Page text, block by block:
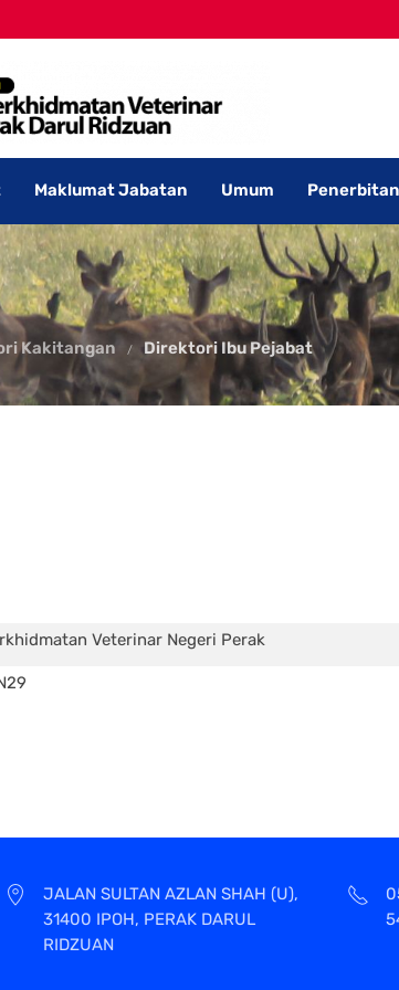
Maklumat Jabatan Umum Penerbitan
Kakitangan Direktori Ibu Pejabat
Veterinar Negeri Perak
JALAN SULTAN AZLAN SHAH (U),
31400 IPOH, PERAK DARUL
RIDZUAN